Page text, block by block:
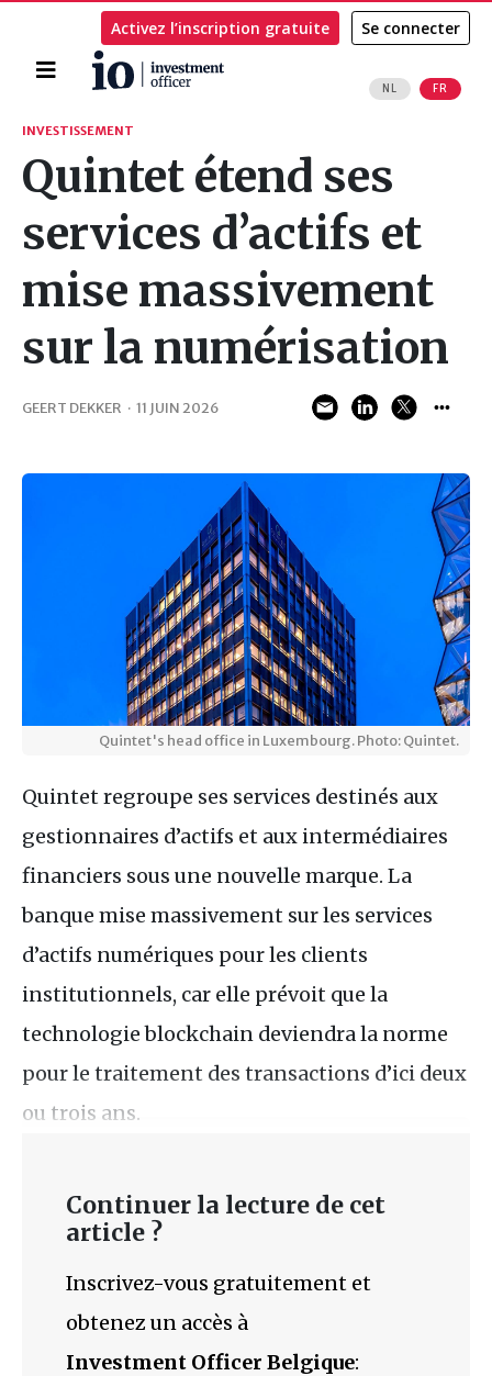
Accueil
NL FR
Activez l’inscription gratuite Se connecter
Rechercher
INVESTISSEMENT
Quintet étend ses
services d’actifs et
mise massivement
sur la numérisation
GEERT DEKKER · 11 JUIN 2026
Quintet's head office in Luxembourg. Photo: Quintet.
Quintet regroupe ses services destinés aux
gestionnaires d’actifs et aux intermédiaires
financiers sous une nouvelle marque. La
banque mise massivement sur les services
d’actifs numériques pour les clients
institutionnels, car elle prévoit que la
technologie blockchain deviendra la norme
pour le traitement des transactions d’ici deux
ou trois ans.
Continuer la lecture de cet
article ?
Inscrivez-vous gratuitement et
obtenez un accès à
Investment Officer Belgique: